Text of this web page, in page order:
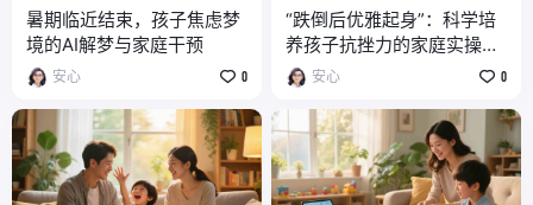
暑期临近结束，孩子焦虑梦
境的AI解梦与家庭干预
安心 0
“跌倒后优雅起身”：科学培
养孩子抗挫力的家庭实操指
南 安心 0